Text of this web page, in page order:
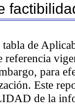
de
referencia
para
Este
de la